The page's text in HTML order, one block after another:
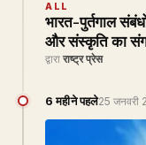
ALL
भारत-पुर्तगाल
और संस्कृति का
द्वारा राष्ट्र प्रेस
6 महीने पहले25 जनवरी